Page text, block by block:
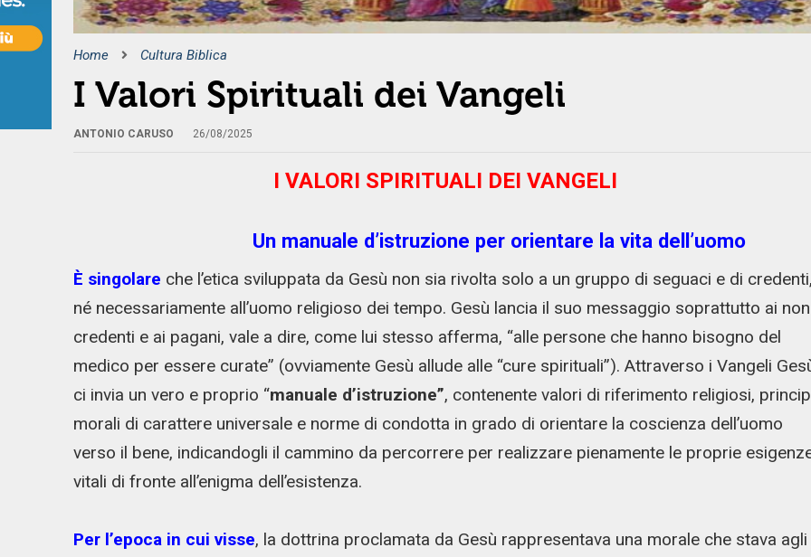
Home Cultura Biblica
I Valori Spirituali dei Vangeli
ANTONIO CARUSO 26/08/2025
I VALORI SPIRITUALI DEI VANGELI
Un manuale d’istruzione per orientare la vita dell’uomo
È singolare che l’etica sviluppata da Gesù non sia rivolta solo a un gruppo di seguaci e di
né necessariamente all’uomo religioso dei tempo. Gesù lancia il suo messaggio soprattutto ai non
credenti e ai pagani, vale a dire, come lui stesso afferma, “alle persone che hanno bisogno del
medico per essere curate” (ovviamente Gesù allude alle “cure spirituali”). Attraverso i Vangeli
ci invia un vero e proprio “manuale d’istruzione”, contenente valori di riferimento religiosi,
morali di carattere universale e norme di condotta in grado di orientare la coscienza dell’uomo
verso il bene, indicandogli il cammino da percorrere per realizzare pienamente le proprie
vitali di fronte all’enigma dell’esistenza.
Per l’epoca in cui visse, la dottrina proclamata da Gesù rappresentava una morale che stava agli